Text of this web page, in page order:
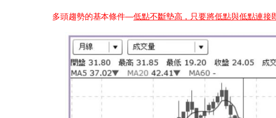
多頭趨勢的基本條件—低點不斷墊高，只要將低點與低點連接